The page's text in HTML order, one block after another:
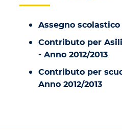
Assegno scolastico
Contributo per
- Anno 2012/2013
Contributo per
Anno 2012/2013